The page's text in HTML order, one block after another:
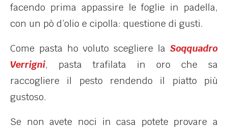
facendo prima appassire le foglie in padella,
con un pò d’olio e cipolla: questione di gusti.
Come pasta ho voluto scegliere la Soqquadro
Verrigni, pasta trafilata in oro che sa
raccogliere il pesto rendendo il piatto più
gustoso.
Se non avete noci in casa potete provare a